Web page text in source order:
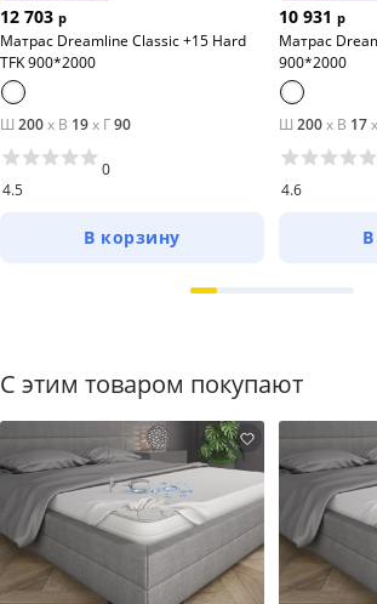
12 703 р
Матрас Dreamline Classic +15 Hard
TFK 900*2000
Ш 200x В 19x Г90
4.5
0
В корзину
10 931 р
Матрас
900*2000
Ш 200x В 17x
4.6
С этим товаром покупают